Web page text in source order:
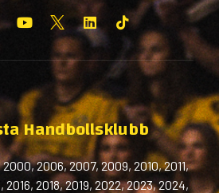
Handbollsklubb
2006, 2007, 2009, 2010, 2011,
2016, 2018, 2019, 2022, 2023, 2024,